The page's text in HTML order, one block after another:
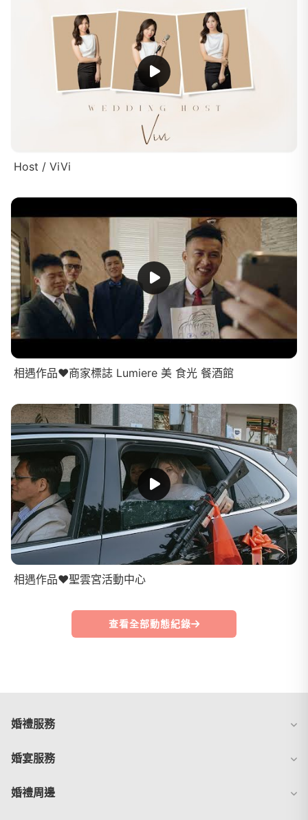
Host / ViVi
相遇作品❤️商家標誌 Lumiere 美 食光 餐酒館
相遇作品❤️聖雲宮活動中心
查看全部動態紀錄
婚禮服務
婚宴服務
婚禮周邊